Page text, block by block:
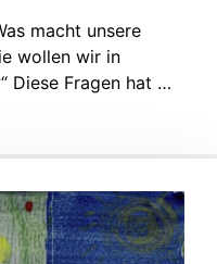
macht unsere
wollen wir in
Diese Fragen hat …